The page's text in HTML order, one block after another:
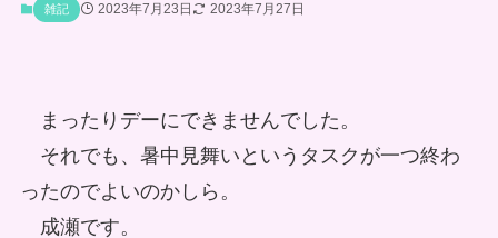
雑記 2023年7月23日 2023年7月27日
まったりデーにできませんでした。
それでも、暑中見舞いというタスクが一つ終わ
ったのでよいのかしら。
成瀬です。